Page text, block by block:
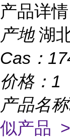
产品详情
产地 湖
Cas：
价格： 1
产品名称
似产品 >